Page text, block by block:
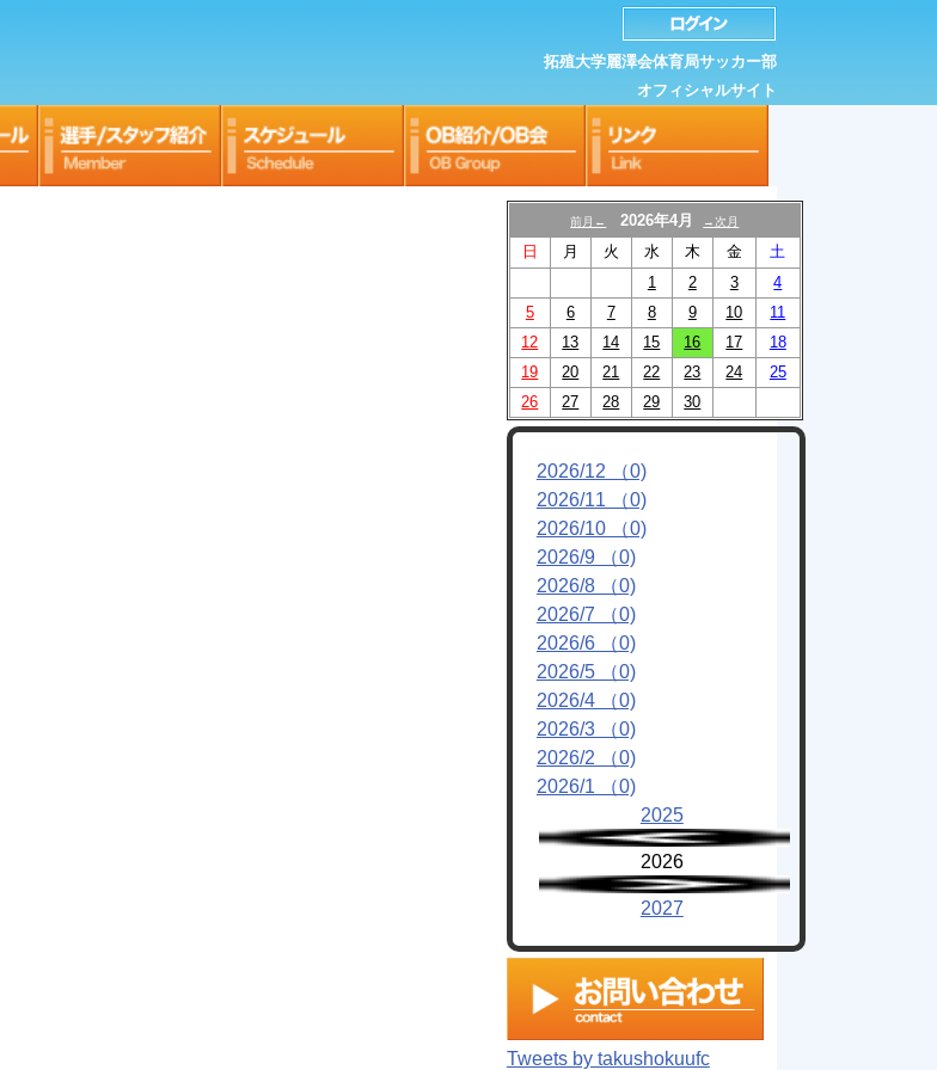
拓殖大学麗澤会体育局サッカー部
オフィシャルサイト
前月← 2026年4月 →次月
日 月 火 水 木 金
土
1
2 3
4
5
6 7 8 9 10
11
12
13 14 15 16 17
18
19
20 21 22 23 24
25
26
27 28 29 30
2026/12 （0)
2026/11 （0)
2026/10 （0)
2026/9 （0)
2026/8 （0)
2026/7 （0)
2026/6 （0)
2026/5 （0)
2026/4 （0)
2026/3 （0)
2026/2 （0)
2026/1 （0)
2025
2026
2027
Tweets by takushokuufc